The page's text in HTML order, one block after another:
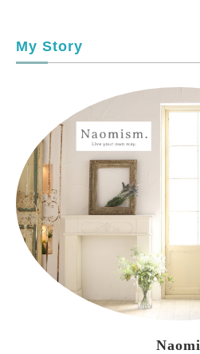
My Story
Naomi